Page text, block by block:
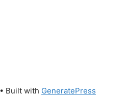
• Built with GeneratePress